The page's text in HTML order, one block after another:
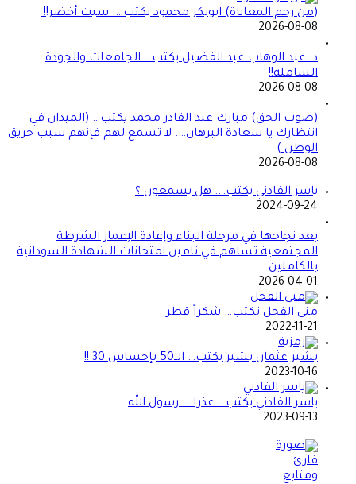
(من رحم المعاناة) ابوبكر محمود يكتب…. سبت أخضر!!
2026-08-08
د. عبد الوهاب عبد الفضيل يكتب… الجامعات والجودة
الشاملة!!
2026-08-08
(صوت الحق) مبارك عبد القادر محمد يكتب… (الميدان في
انتظارك يا سعادة البرهان…. لا تسمع لهم فإنهم سبب حريق
الوطن )
2026-08-08
ياسر الفادني يكتب…. هل يسمعون ؟
2024-09-24
بعد نجاحها في مرحلة البناء وإعادة الإعمار الشرطة
المجتمعية تساهم في تامين امتحانات الشهادة السودانية
بالكاملين
2026-04-01
منى الفحل تكتب… شكراً قطر
2022-11-21
بشير عثمان بشير يكتب… الــ50 بإحساس 30 !!
2023-10-16
ياسر الفادني يكتب… عذرا … رسول الله
2023-09-13